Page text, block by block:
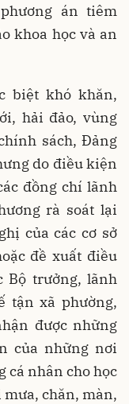
án tiêm
khoa học và an
biệt khó khăn,
hải đảo, vùng
sách, Đảng
do điều kiện
đồng chí lãnh
rà soát lại
của các cơ sở
đề xuất điều
Bộ trưởng, lãnh
tận xã phường,
được những
của những nơi
cá nhân cho học
chăn, màn,